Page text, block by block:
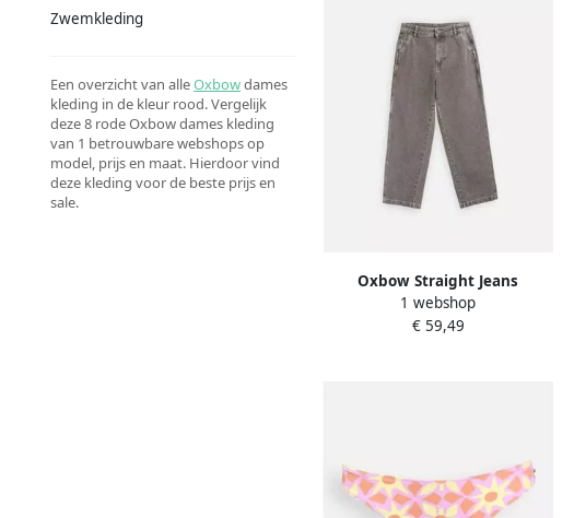
Zwemkleding
Een overzicht van alleOxbowdames
kleding in de kleur rood. Vergelijk
deze 8 rode Oxbow dames kleding
van 1 betrouwbare webshops op
model, prijs en maat. Hierdoor vind
deze kleding voor de beste prijs en
sale.
Oxbow Straight Jeans
Timmermansbroek CARPENTER
1 webshop
€ 59,49